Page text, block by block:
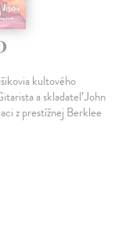
kultového
a skladateľ John
z prestížnej Berklee